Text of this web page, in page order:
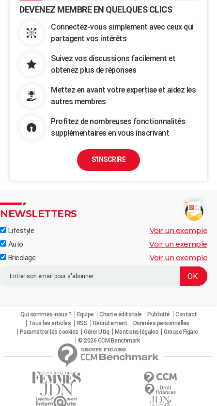
DEVENEZ MEMBRE EN QUELQUES CLICS
Connectez-vous simplement avec ceux qui
partagent vos intérêts
Suivez vos discussions facilement et
obtenez plus de réponses
Mettez en avant votre expertise et aidez les
autres membres
Profitez de nombreuses fonctionnalités
supplémentaires en vous inscrivant
S'INSCRIRE
NEWSLETTERS
Lifestyle Voir un exemple
Auto Voir un exemple
Bricolage Voir un exemple
Qui sommes-nous ? Equipe Charte éditoriale Publicité
Contact
Tous les articles
RSS Recrutement
Données personnelles
Paramétrer les cookies
Gérer Utiq Mentions légales
Groupe Figaro
© 2026 CCM Benchmark